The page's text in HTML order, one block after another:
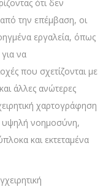
ότι δεν
την επέμβαση, οι
εργαλεία, όπως
να
που σχετίζονται με
άλλες ανώτερες
χαρτογράφηση
υψηλή νοημοσύνη,
και εκτεταμένα